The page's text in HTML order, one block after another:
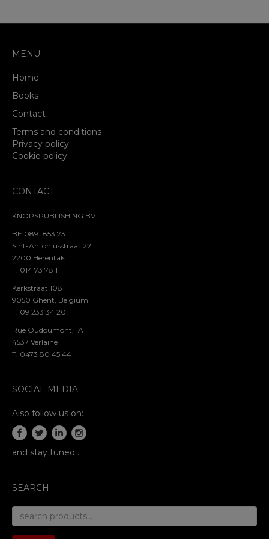
MENU
Home
Books
Contact
Terms and conditions
Privacy policy
Cookie policy
CONTACT
KNOPSPUBLISHING BV
BE 0891.853.731
Sint-Antoniusstraat 22
2200 Herentals
T. 014 73 78 11
Kerkstraat 108
9050 Ghent, Belgium
T. 09 233 34 20
Rue Oudoumont, 1A
4537 Verlaine
T. 0473 80 45 44
SOCIAL MEDIA
Also follow us on:
and stay tuned …
SEARCH
search
for: